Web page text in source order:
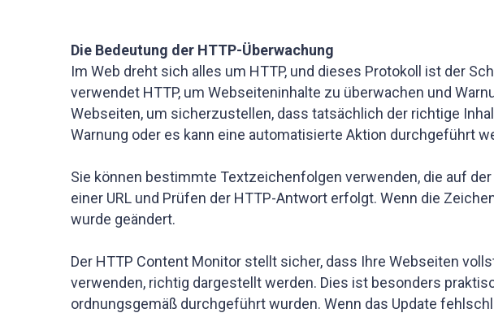
Die Bedeutung der HTTP-Überwachung
Im Web dreht sich alles um HTTP, und dieses Protokoll ist der
verwendet HTTP, um Webseiteninhalte zu überwachen und
Webseiten, um sicherzustellen, dass tatsächlich der richtige
Warnung oder es kann eine automatisierte Aktion durchgeführt
Sie können bestimmte Textzeichenfolgen verwenden, die auf
einer URL und Prüfen der HTTP-Antwort erfolgt. Wenn die
wurde geändert.
Der HTTP Content Monitor stellt sicher, dass Ihre Webseiten
verwenden, richtig dargestellt werden. Dies ist besonders
ordnungsgemäß durchgeführt wurden. Wenn das Update